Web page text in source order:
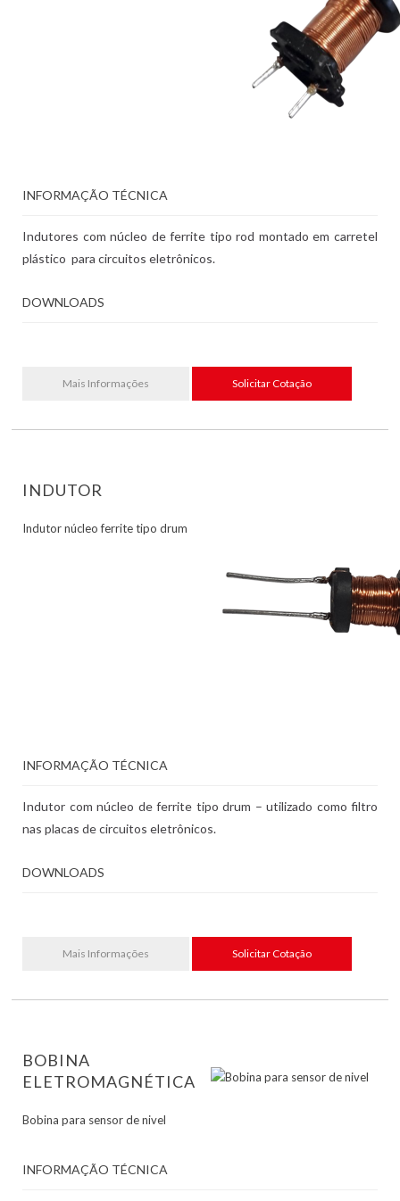
INFORMAÇÃO TÉCNICA
Indutores com núcleo de ferrite tipo rod montado em carretel
plástico para circuitos eletrônicos.
DOWNLOADS
Mais Informações Solicitar Cotação
INDUTOR
Indutor núcleo ferrite tipo drum
INFORMAÇÃO TÉCNICA
Indutor com núcleo de ferrite tipo drum – utilizado como filtro
nas placas de circuitos eletrônicos.
DOWNLOADS
Mais Informações Solicitar Cotação
BOBINA
ELETROMAGNÉTICA
Bobina para sensor de nivel
INFORMAÇÃO TÉCNICA